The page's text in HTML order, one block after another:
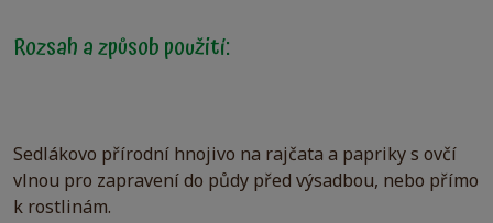
Rozsah a způsob použití:
Sedlákovo přírodní hnojivo na rajčata a papriky s ovčí
vlnou pro zapravení do půdy před výsadbou, nebo přímo
k rostlinám.